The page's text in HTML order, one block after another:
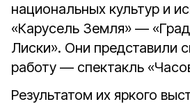
национальных культур и
«Карусель Земля» —
Лиски». Они представили
работу — спектакль
Результатом их яркого